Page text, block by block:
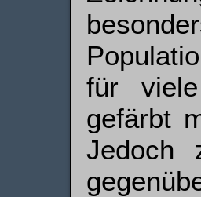
für
gefärbt
Jedoch